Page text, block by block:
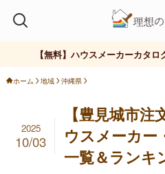
【無料】ハウスメーカーカタ
ホーム 地域 沖縄県
【豊見城市
ウスメーカー
一覧＆ランキ
2025
10/03
ハウスメーカー ローコスト